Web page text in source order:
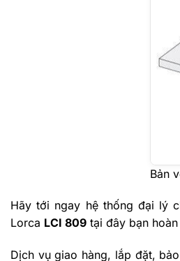
Bản
Hãy tới ngay hệ thống đại lý
Lorca LCI 809 tại đây bạn
Dịch vụ giao hàng, lắp đặt,